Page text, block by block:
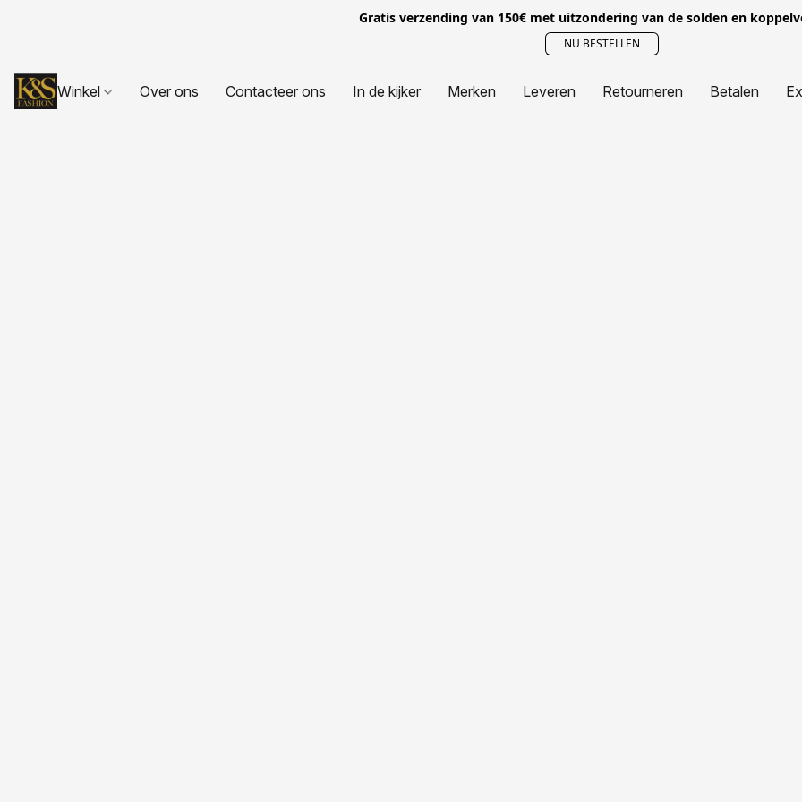
Gratis verzending van 150€ met uitzondering van de solden en
NU BESTELLEN
Winkel Over ons Contacteer ons In de kijker Merken Leveren Retourneren Betalen